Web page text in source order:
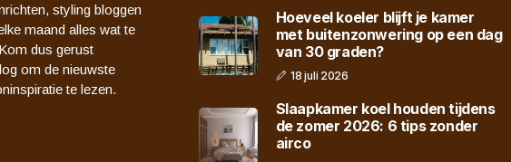
styling bloggen
maand alles wat te
dus gerust
om de nieuwste
te lezen.
Hoeveel koeler blijft je kamer
met buitenzonwering op een dag
van 30 graden?
18 juli 2026
Slaapkamer koel houden tijdens
de zomer 2026: 6 tips zonder
airco